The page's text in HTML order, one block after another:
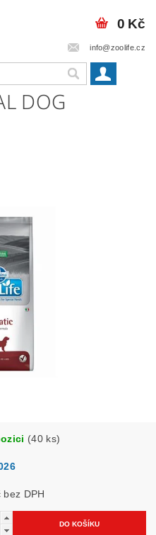
info@zoolife.cz
0 Kč
DOG
(40 ks)
451 Kč bez DPH